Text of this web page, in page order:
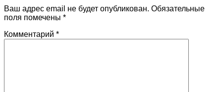
Ваш адрес email не будет опубликован. Обязательные
поля помечены *
Комментарий *